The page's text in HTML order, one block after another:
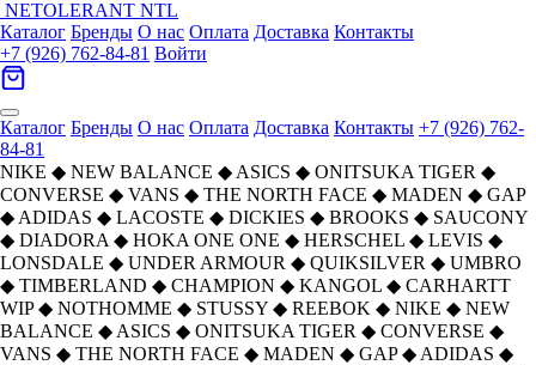
NETOLERANT NTL
Каталог Бренды О нас Оплата Доставка Контакты
+7 (926) 762-84-81 Войти
Каталог Бренды О нас Оплата Доставка Контакты +7 (926) 762-
84-81
NIKE ◆ NEW BALANCE ◆ ASICS ◆ ONITSUKA TIGER ◆
CONVERSE ◆ VANS ◆ THE NORTH FACE ◆ MADEN ◆ GAP
◆ ADIDAS ◆ LACOSTE ◆ DICKIES ◆ BROOKS ◆ SAUCONY
◆ DIADORA ◆ HOKA ONE ONE ◆ HERSCHEL ◆ LEVIS ◆
LONSDALE ◆ UNDER ARMOUR ◆ QUIKSILVER ◆ UMBRO
◆ TIMBERLAND ◆ CHAMPION ◆ KANGOL ◆ CARHARTT
WIP ◆ NOTHOMME ◆ STUSSY ◆ REEBOK ◆ NIKE ◆ NEW
BALANCE ◆ ASICS ◆ ONITSUKA TIGER ◆ CONVERSE ◆
VANS ◆ THE NORTH FACE ◆ MADEN ◆ GAP ◆ ADIDAS ◆